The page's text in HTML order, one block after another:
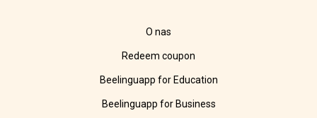
O nas
Redeem coupon
Beelinguapp for Education
Beelinguapp for Business